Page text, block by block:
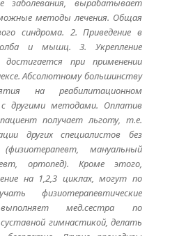
заболевания, вырабатывает
методы лечения. Общая
синдрома. 2. Приведение в
и мышц. 3. Укрепление
при применении
Абсолютному большинству
на реабилитационном
с другими методами. Оплатив
получает льготу, т.е.
других специалистов без
мануальный
ортопед). Кроме этого,
на 1,2,3 циклах, могут по
физиотерапевтические
мед.сестра по
гимнастикой, делать